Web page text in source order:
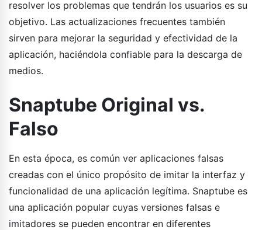
resolver los problemas que tendrán los usuarios es su
objetivo. Las actualizaciones frecuentes también
sirven para mejorar la seguridad y efectividad de la
aplicación, haciéndola confiable para la descarga de
medios.
Snaptube Original vs.
Falso
En esta época, es común ver aplicaciones falsas
creadas con el único propósito de imitar la interfaz y
funcionalidad de una aplicación legítima. Snaptube es
una aplicación popular cuyas versiones falsas e
imitadores se pueden encontrar en diferentes